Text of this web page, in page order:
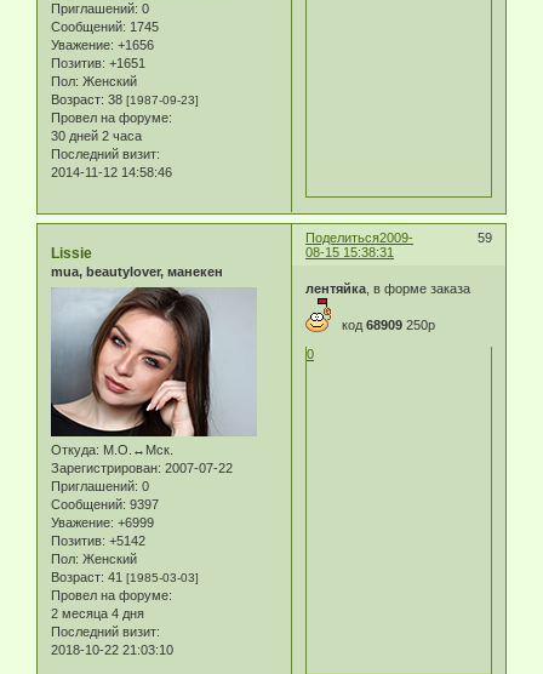
Приглашений: 0
Сообщений: 1745
Уважение: +1656
Позитив: +1651
Пол: Женский
Возраст: 38 [1987-09-23]
Провел на форуме:
30 дней 2 часа
Последний визит:
2014-11-12 14:58:46
Поделиться 59
2009-
08-15 15:38:31
Lissie
mua, beautylover, манекен
Откуда: М.О.↔Мск.
Зарегистрирован: 2007-07-22
Приглашений: 0
Сообщений: 9397
Уважение: +6999
Позитив: +5142
Пол: Женский
Возраст: 41 [1985-03-03]
Провел на форуме:
2 месяца 4 дня
Последний визит:
2018-10-22 21:03:10
лентяйка , в форме заказа
код68909 250р
0